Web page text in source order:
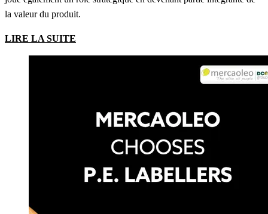
la valeur du produit.
LIRE LA SUITE